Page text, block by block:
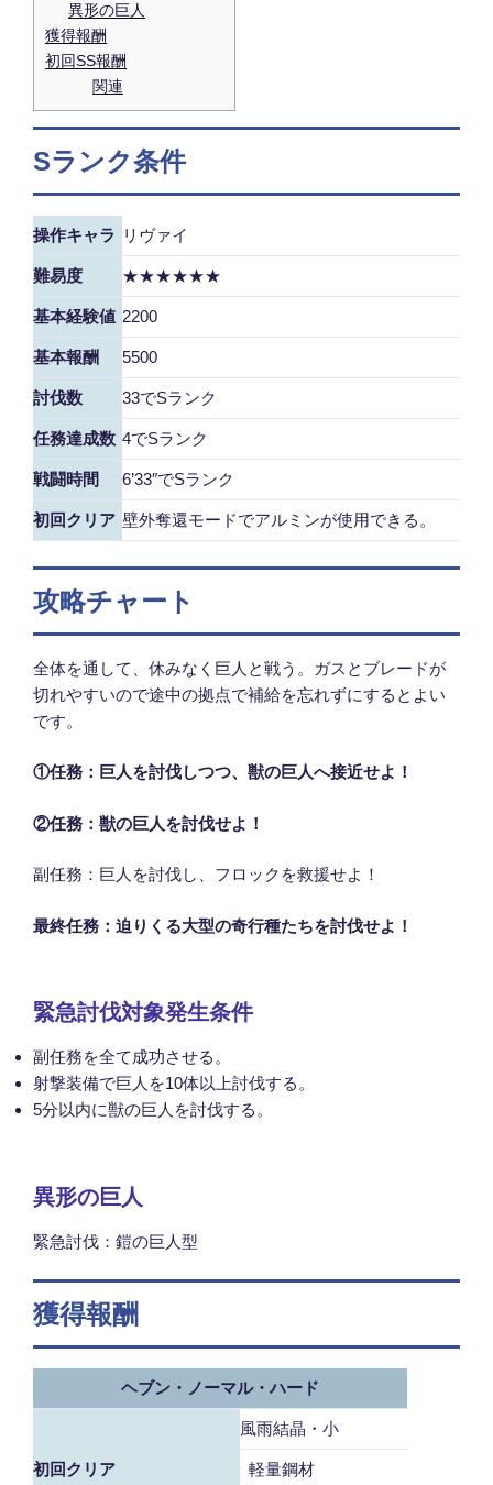
異形の巨人
獲得報酬
初回SS報酬
関連
Sランク条件
操作キャラ リヴァイ
難易度 ★★★★★★
基本経験値 2200
基本報酬 5500
討伐数 33でSランク
任務達成数 4でSランク
戦闘時間 6’33″でSランク
初回クリア 壁外奪還モードでアルミンが使用できる。
攻略チャート
全体を通して、休みなく巨人と戦う。ガスとブレードが
切れやすいので途中の拠点で補給を忘れずにするとよい
です。
①任務：巨人を討伐しつつ、獣の巨人へ接近せよ！
②任務：獣の巨人を討伐せよ！
副任務：巨人を討伐し、フロックを救援せよ！
最終任務：迫りくる大型の奇行種たちを討伐せよ！
緊急討伐対象発生条件
副任務を全て成功させる。
射撃装備で巨人を10体以上討伐する。
5分以内に獣の巨人を討伐する。
異形の巨人
緊急討伐：鎧の巨人型
獲得報酬
ヘブン・ノーマル・ハード
初回クリア
風雨結晶・小
軽量鋼材